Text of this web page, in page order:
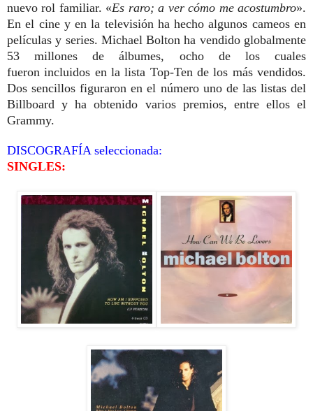
nuevo rol familiar. «Es raro; a ver cómo me acostumbro».
En el cine y en la televisión ha hecho algunos cameos en
películas y series. Michael Bolton ha vendido globalmente
53 millones de álbumes, ocho de los cuales
fueron incluidos en la lista Top-Ten de los más vendidos.
Dos sencillos figuraron en el número uno de las listas del
Billboard y ha obtenido varios premios, entre ellos el
Grammy.
DISCOGRAFÍA seleccionada:
SINGLES: